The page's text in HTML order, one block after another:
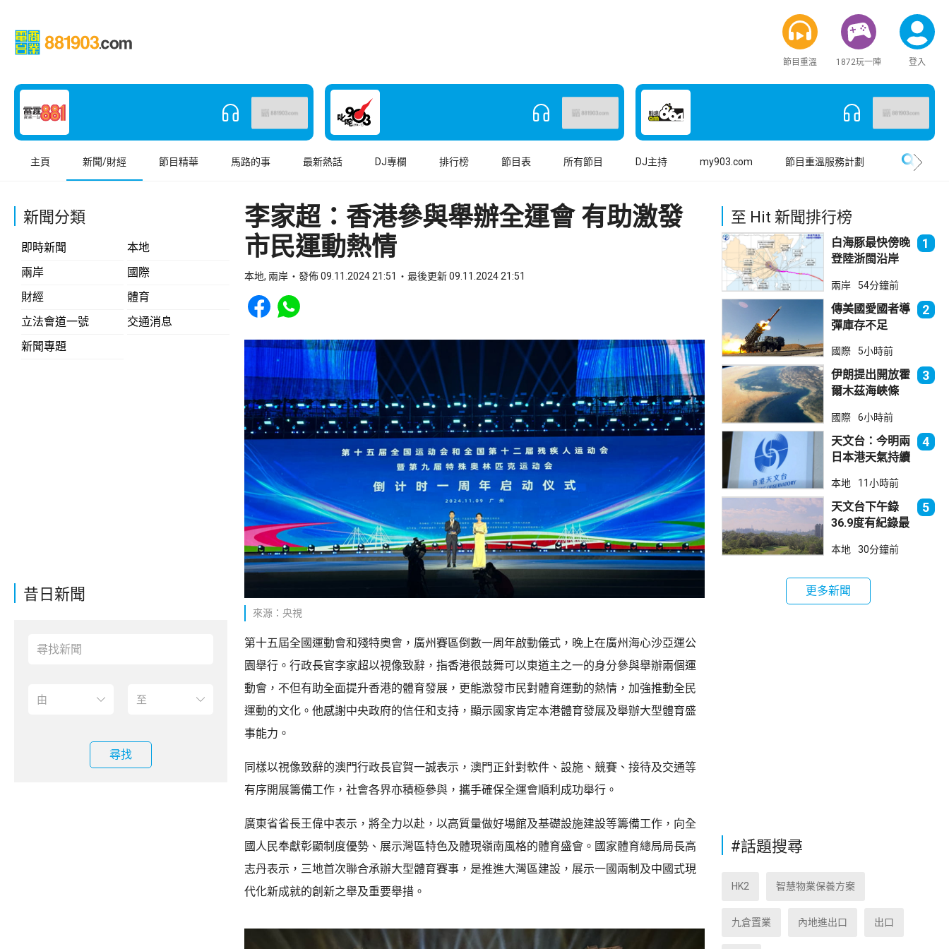
節目重溫 1872玩一陣 登入
主頁 新聞/財經 節目精華 馬路的事 最新熱話 DJ專欄 排行榜 節目表 所有節目 DJ主持 my903.com 節目重溫服務計劃
新聞分類
即時新聞
本地
兩岸
國際
財經
體育
立法會道一號
交通消息
新聞專題
昔日新聞
尋找
李家超：香港參與舉辦全運會 有助激發
市民運動熱情
本地, 兩岸 發佈 09.11.2024 21:51 最後更新 09.11.2024 21:51
Share to Facebook
Share to WhatsApp
來源：央視
第十五屆全國運動會和殘特奧會，廣州賽區倒數一周年啟動儀式，晚上在廣州海心沙亞運公
園舉行。行政長官李家超以視像致辭，指香港很鼓舞可以東道主之一的身分參與舉辦兩個運
動會，不但有助全面提升香港的體育發展，更能激發市民對體育運動的熱情，加強推動全民
運動的文化。他感謝中央政府的信任和支持，顯示國家肯定本港體育發展及舉辦大型體育盛
事能力。
同樣以視像致辭的澳門行政長官賀一誠表示，澳門正針對軟件、設施、競賽、接待及交通等
有序開展籌備工作，社會各界亦積極參與，攜手確保全運會順利成功舉行。
廣東省省長王偉中表示，將全力以赴，以高質量做好場館及基礎設施建設等籌備工作，向全
國人民奉獻彰顯制度優勢、展示灣區特色及體現嶺南風格的體育盛會。國家體育總局局長高
志丹表示，三地首次聯合承辦大型體育賽事，是推進大灣區建設，展示一國兩制及中國式現
代化新成就的創新之舉及重要舉措。
至 Hit 新聞排行榜
白海豚最快傍晚
登陸浙閩沿岸
廿萬人
1
兩岸 54分鐘前
傳美國愛國者導
彈庫存不足
長促加快生產武
器
2
國際 5小時前
伊朗提出開放霍
爾木茲海峽條
賠償等
3
國際 6小時前
天文台：今明兩
日本港天氣持續
4
本地 11小時前
天文台下午錄
36.9度有紀錄最
度境內最高
5
本地 30分鐘前
更多新聞
#話題搜尋
HK2 智慧物業保養方案
九倉置業 內地進出口 出口